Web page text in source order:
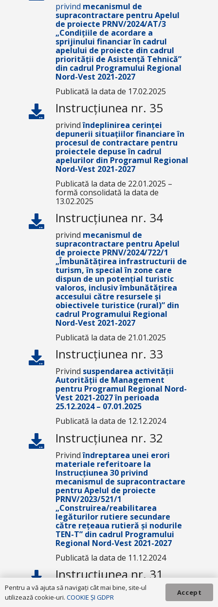
privind mecanismul de
supracontractare pentru Apelul
de proiecte PRNV/2024/AT/3
„Condițiile de acordare a
sprijinului financiar în cadrul
apelului de proiecte din cadrul
priorității de Asistență Tehnică”
din cadrul Programului Regional
Nord-Vest 2021-2027
Publicată la data de 17.02.2025
Instrucțiunea nr. 35
privindîndeplinirea cerinței
depunerii situațiilor financiare în
procesul de contractare pentru
proiectele depuse în cadrul
apelurilor din Programul Regional
Nord-Vest 2021-2027
Publicată la data de 22.01.2025 –
formă consolidată la data de
13.02.2025
Instrucțiunea nr. 34
privind mecanismul de
supracontractare pentru Apelul
de proiecte PRNV/2024/722/1
„Îmbunătățirea infrastructurii de
turism, în special în zone care
dispun de un potențial turistic
valoros, inclusiv îmbunătățirea
accesului către resursele și
obiectivele turistice (rural)” din
cadrul Programului Regional
Nord-Vest 2021-2027
Publicată la data de 21.01.2025
Instrucțiunea nr. 33
Privind suspendarea activității
Autorității de Management
pentru Programul Regional Nord-
Vest 2021-2027 în perioada
25.12.2024 – 07.01.2025
Publicată la data de 12.12.2024
Instrucțiunea nr. 32
Privindîndreptarea unei erori
materiale referitoare la
Instrucțiunea 30 privind
mecanismul de supracontractare
pentru Apelul de proiecte
PRNV/2023/521/1
„Construirea/reabilitarea
legăturilor rutiere secundare
către rețeaua rutieră și nodurile
TEN-T” din cadrul Programului
Regional Nord-Vest 2021-2027
Publicată la data de 11.12.2024
Instrucțiunea nr. 31
Privindmecanismul de
supracontractare pentru Apelul
Pentru a vă ajuta să navigaţi cât mai bine, site-ul
utilizează cookie-uri. COOKIE ȘI GDPR
Accept